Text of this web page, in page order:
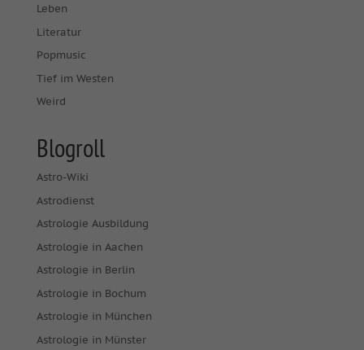
Leben
Literatur
Popmusic
Tief im Westen
Weird
Blogroll
Astro-Wiki
Astrodienst
Astrologie Ausbildung
Astrologie in Aachen
Astrologie in Berlin
Astrologie in Bochum
Astrologie in München
Astrologie in Münster